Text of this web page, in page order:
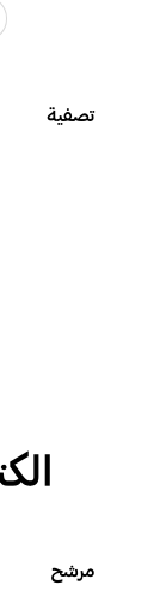
تصفية
مرشح